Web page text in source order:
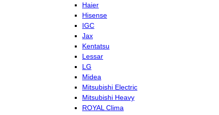
Haier
Hisense
IGC
Jax
Kentatsu
Lessar
LG
Midea
Mitsubishi Electric
Mitsubishi Heavy
ROYAL Clima